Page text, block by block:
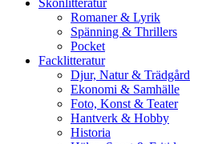
Skönlitteratur
Romaner & Lyrik
Spänning & Thrillers
Pocket
Facklitteratur
Djur, Natur & Trädgård
Ekonomi & Samhälle
Foto, Konst & Teater
Hantverk & Hobby
Historia